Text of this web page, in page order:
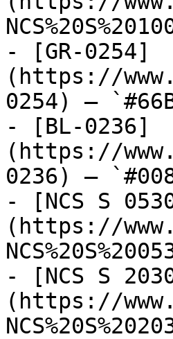
- [GR-0254]
(https://
0254) —
- [BL-0236]
(https://
0236) —
- [NCS S
(https://
- [NCS S
(https://